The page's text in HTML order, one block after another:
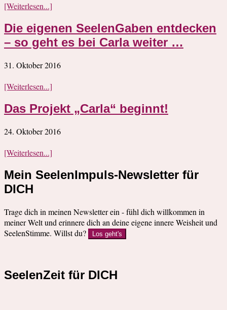
[Weiterlesen...]
Die eigenen SeelenGaben entdecken
– so geht es bei Carla weiter …
31. Oktober 2016
[Weiterlesen...]
Das Projekt „Carla“ beginnt!
24. Oktober 2016
[Weiterlesen...]
Mein SeelenImpuls-Newsletter für
DICH
Trage dich in meinen Newsletter ein - fühl dich willkommen in
meiner Welt und erinnere dich an deine eigene innere Weisheit und
SeelenStimme. Willst du?
Los geht's
SeelenZeit für DICH